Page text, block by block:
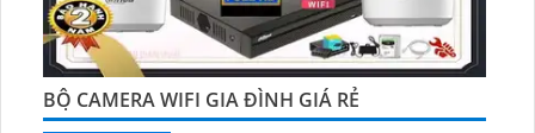
BỘ CAMERA WIFI GIA ĐÌNH GIÁ RẺ